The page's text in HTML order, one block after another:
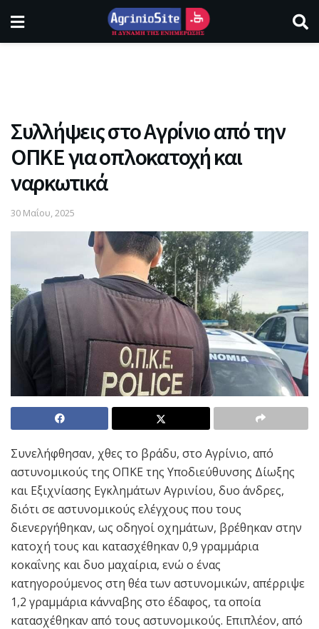
Συλλήψεις στο Αγρίνιο από την
ΟΠΚΕ για οπλοκατοχή και
ναρκωτικά
30 Μαΐου, 2025
Συνελήφθησαν, χθες το βράδυ, στο Αγρίνιο, από
αστυνομικούς της ΟΠΚΕ της Υποδιεύθυνσης Δίωξης
και Εξιχνίασης Εγκλημάτων Αγρινίου, δυο άνδρες,
διότι σε αστυνομικούς ελέγχους που τους
διενεργήθηκαν, ως οδηγοί οχημάτων, βρέθηκαν στην
κατοχή τους και κατασχέθηκαν 0,9 γραμμάρια
κοκαΐνης και δυο μαχαίρια, ενώ ο ένας
κατηγορούμενος στη θέα των αστυνομικών, απέρριψε
1,2 γραμμάρια κάνναβης στο έδαφος, τα οποία
κατασχέθηκαν από τους αστυνομικούς. Επιπλέον, από